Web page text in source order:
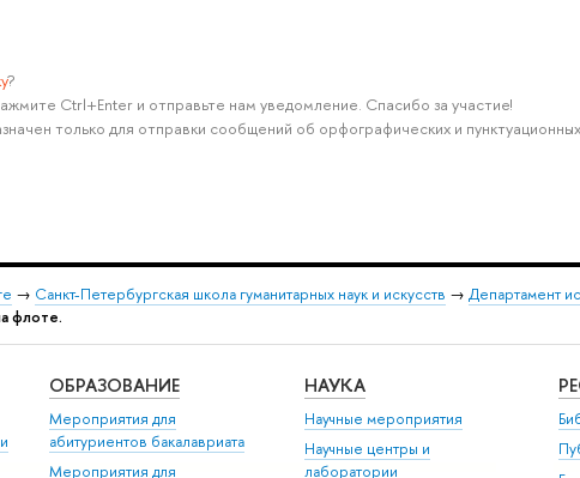
?
Ctrl+Enter и отправьте нам уведомление. Спасибо за участие!
только для отправки сообщений об орфографических и
→ Санкт-Петербургская школа гуманитарных наук и искусств → Департамент
флоте.
ОБРАЗОВАНИЕ
Мероприятия для
абитуриентов бакалавриата
Мероприятия для
НАУКА
Научные мероприятия
Научные центры и
лаборатории